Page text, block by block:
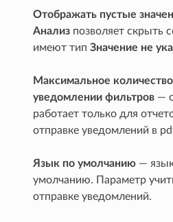
Отображать пустые
Анализ позволяет скрыть
имеют типЗначение не
Максимальное
уведомлении фильтров —
работает только для
отправке уведомлений в
Язык по умолчанию —
умолчанию. Параметр
отправке уведомлений.